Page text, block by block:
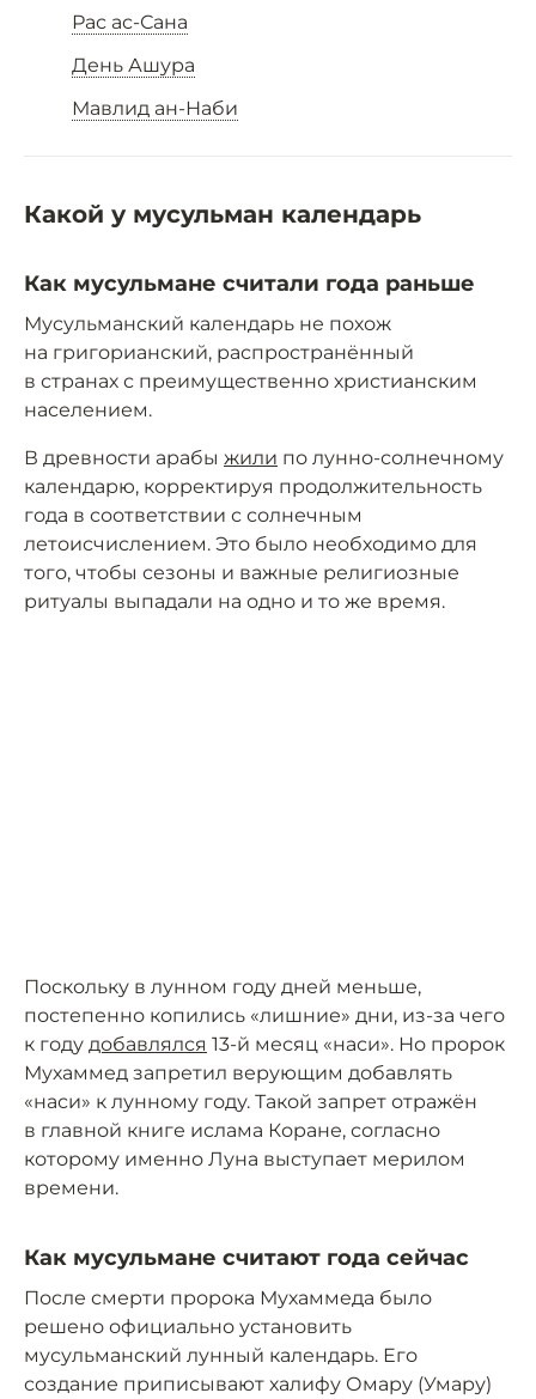
Рас ас-Сана
День Ашура
Мавлид ан-Наби
Какой у мусульман календарь
Как мусульмане считали года раньше
Мусульманский календарь не похож
на григорианский, распространённый
в странах с преимущественно христианским
населением.
В древности арабы жили по лунно-солнечному
календарю, корректируя продолжительность
года в соответствии с солнечным
летоисчислением. Это было необходимо для
того, чтобы сезоны и важные религиозные
ритуалы выпадали на одно и то же время.
Поскольку в лунном году дней меньше,
постепенно копились «лишние» дни, из-за чего
к году добавлялся 13-й месяц «наси». Но пророк
Мухаммед запретил верующим добавлять
«наси» к лунному году. Такой запрет отражён
в главной книге ислама Коране, согласно
которому именно Луна выступает мерилом
времени.
Как мусульмане считают года сейчас
После смерти пророка Мухаммеда было
решено официально установить
мусульманский лунный календарь. Его
создание приписывают халифу Омару (Умару)